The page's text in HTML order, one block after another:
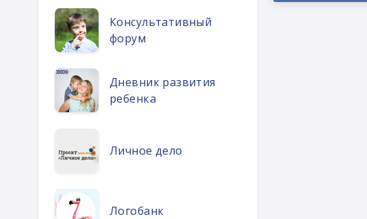
Консультативный
форум
Дневник развития
ребенка
Личное дело
Логобанк